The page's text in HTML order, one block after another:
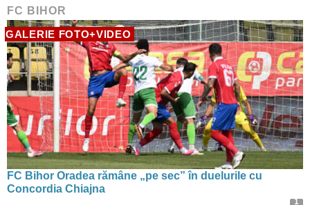
FC BIHOR
GALERIE FOTO+VIDEO
FC Bihor Oradea rămâne „pe sec” în duelurile cu
Concordia Chiajna
1